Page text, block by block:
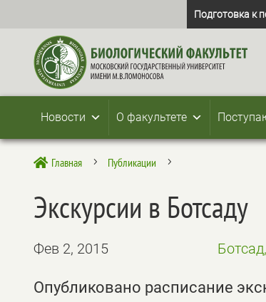
Подготовка к
Новости О факультете
 Главная 5 Публикации 5
Экскурсии в Ботсаду
Фев 2, 2015 Ботсад,
Опубликовано расписание